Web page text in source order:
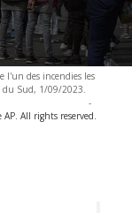
l'un des incendies les
du Sud, 1/09/2023.
-
All rights reserved.